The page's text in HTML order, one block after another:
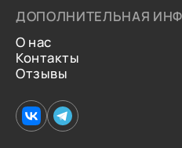
ДОПОЛНИТЕЛЬНАЯ
О нас
Контакты
Отзывы